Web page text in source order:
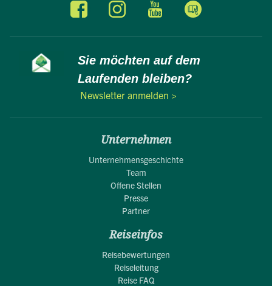
Sie möchten auf dem
Laufenden bleiben?
Newsletter anmelden >
Unternehmen
Unternehmensgeschichte
Team
Offene Stellen
Presse
Partner
Reiseinfos
Reisebewertungen
Reiseleitung
Reise FAQ